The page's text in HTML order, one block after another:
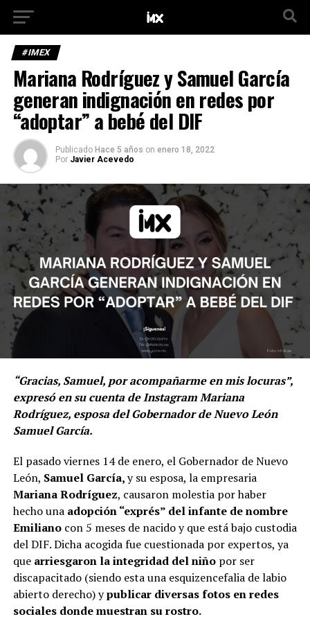
#IMEX
Mariana Rodríguez y Samuel García
generan indignación en redes por
“adoptar” a bebé del DIF
Publicado Hace 5 años on enero 18, 2022
Por Javier Acevedo
“Gracias, Samuel, por acompañarme en mis locuras”,
expresó en su cuenta de Instagram Mariana
Rodríguez, esposa del Gobernador de Nuevo León
Samuel García.
El pasado viernes 14 de enero, el Gobernador de Nuevo
León, Samuel García,y su esposa, la empresaria
Mariana Rodríguez, causaron molestia por haber
hecho una adopción “exprés” del infante de nombre
Emiliano con 5 meses de nacido y que está bajo custodia
del DIF. Dicha acogida fue cuestionada por expertos, ya
que arriesgaron la integridad del niño por ser
discapacitado (siendo esta una esquizencefalia de labio
abierto derecho) ypublicar diversas fotos en redes
sociales donde muestran su rostro.